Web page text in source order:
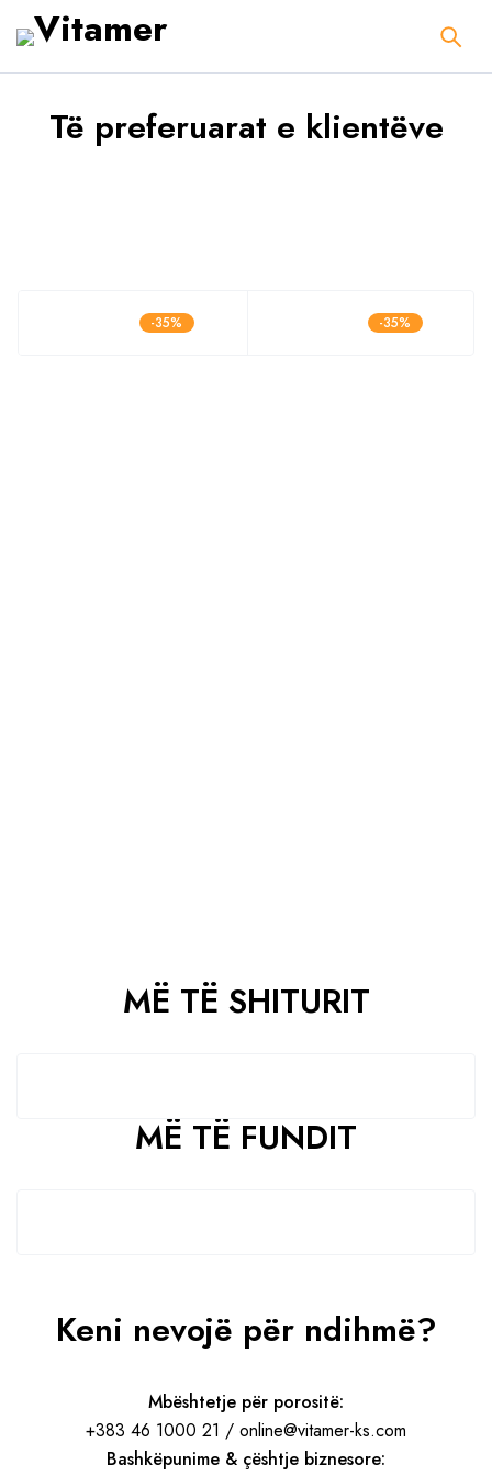
Të preferuarat e klientëve
-35% -35%
MË TË SHITURIT
MË TË FUNDIT
Keni nevojë për ndihmë?
Mbështetje për porositë:
+383 46 1000 21 / online@vitamer-ks.com
Bashkëpunime & çështje biznesore: